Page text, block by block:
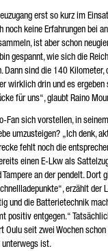
erst so kurz im
noch keine Erfahrungen bei
ist aber schon
gespannt, wie sich die
Dann sind die 140
wirklich drin und es ergeben
für uns“, glaubt Raino
Fan sich vorstellen, in
umzusteigen? „Ich denk,
fehlt noch die
einen E-Lkw als
an der pendelt. Dort
erzählt der
und die Batterietechnik
positiv entgegen.“
Oulu seit zwei Wochen
unterwegs ist.